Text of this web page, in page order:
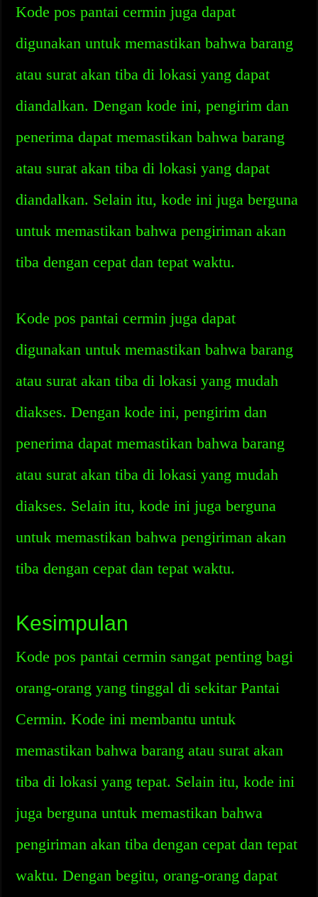
Kode pos pantai cermin juga dapat
digunakan untuk memastikan bahwa barang
atau surat akan tiba di lokasi yang dapat
diandalkan. Dengan kode ini, pengirim dan
penerima dapat memastikan bahwa barang
atau surat akan tiba di lokasi yang dapat
diandalkan. Selain itu, kode ini juga berguna
untuk memastikan bahwa pengiriman akan
tiba dengan cepat dan tepat waktu.
Kode pos pantai cermin juga dapat
digunakan untuk memastikan bahwa barang
atau surat akan tiba di lokasi yang mudah
diakses. Dengan kode ini, pengirim dan
penerima dapat memastikan bahwa barang
atau surat akan tiba di lokasi yang mudah
diakses. Selain itu, kode ini juga berguna
untuk memastikan bahwa pengiriman akan
tiba dengan cepat dan tepat waktu.
Kesimpulan
Kode pos pantai cermin sangat penting bagi
orang-orang yang tinggal di sekitar Pantai
Cermin. Kode ini membantu untuk
memastikan bahwa barang atau surat akan
tiba di lokasi yang tepat. Selain itu, kode ini
juga berguna untuk memastikan bahwa
pengiriman akan tiba dengan cepat dan tepat
waktu. Dengan begitu, orang-orang dapat